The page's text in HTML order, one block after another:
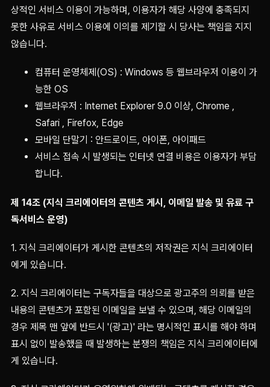
상적인 서비스 이용이 가능하며, 이용자가 해당 사양에 충족되지
못한 사유로 서비스 이용에 이의를 제기할 시 당사는 책임을 지지
않습니다.
컴퓨터 운영체제(OS) : Windows 등 웹브라우저 이용이 가
능한 OS
웹브라우저 : Internet Explorer 9.0 이상, Chrome ,
Safari , Firefox, Edge
모바일 단말기 : 안드로이드, 아이폰, 아이패드
서비스 접속 시 발생되는 인터넷 연결 비용은 이용자가 부담
합니다.
제 14조 (지식 크리에이터의 콘텐츠 게시, 이메일 발송 및 유료 구
독서비스 운영)
1. 지식 크리에이터가 게시한 콘텐츠의 저작권은 지식 크리에이터
에게 있습니다.
2. 지식 크리에이터는 구독자들을 대상으로 광고주의 의뢰를 받은
내용의 콘텐츠가 포함된 이메일을 보낼 수 있으며, 해당 이메일의
경우 제목 맨 앞에 반드시 '(광고)' 라는 명시적인 표시를 해야 하며
표시 없이 발송했을 때 발생하는 분쟁의 책임은 지식 크리에이터에
게 있습니다.